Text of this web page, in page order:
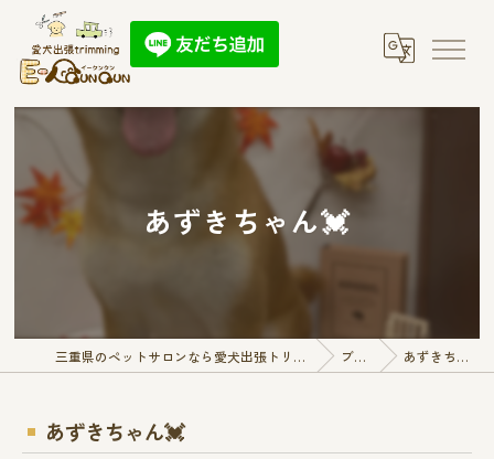
あずきちゃん💓
三重県のペットサロンなら愛犬出張トリミング E-QunQun ブログ あずきちゃん💓
あずきちゃん💓